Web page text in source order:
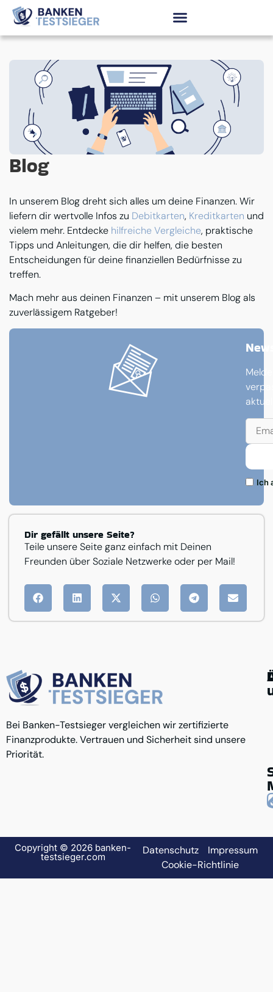
Blog
In unserem Blog dreht sich alles um deine Finanzen. Wir
liefern dir wertvolle Infos zu Debitkarten, Kreditkarten und
vielem mehr. Entdecke hilfreiche Vergleiche, praktische
Tipps und Anleitungen, die dir helfen, die besten
Entscheidungen für deine finanziellen Bedürfnisse zu
treffen.
Mach mehr aus deinen Finanzen – mit unserem Blog als
zuverlässigem Ratgeber!
Ich
Dir gefällt unsere Seite?
Teile unsere Seite ganz einfach mit Deinen
Freunden über Soziale Netzwerke oder per Mail!
Bei Banken-Testsieger vergleichen wir zertifizierte
Finanzprodukte. Vertrauen und Sicherheit sind unsere
Priorität.
Copyright © 2026 banken-
testsieger.com
Datenschutz
Impressum
Cookie-Richtlinie